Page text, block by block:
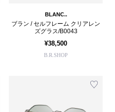
BLANC..
ブラン / セルフレーム クリアレン
ズグラス/B0043
¥38,500
B.R.SHOP